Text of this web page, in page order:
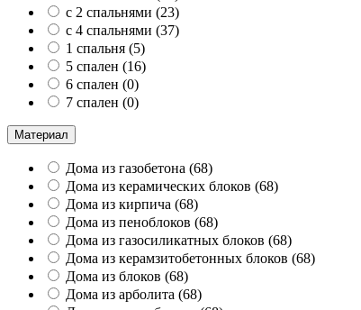
с 2 спальнями (23)
с 4 спальнями (37)
1 спальня (5)
5 спален (16)
6 спален (0)
7 спален (0)
Материал
Дома из газобетона (68)
Дома из керамических блоков (68)
Дома из кирпича (68)
Дома из пеноблоков (68)
Дома из газосиликатных блоков (68)
Дома из керамзитобетонных блоков (68)
Дома из блоков (68)
Дома из арболита (68)